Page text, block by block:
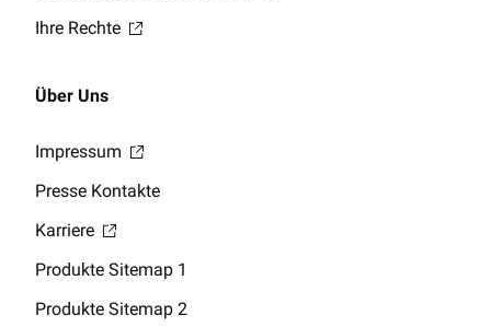
Ihre Rechte
Über Uns
Impressum
Presse Kontakte
Karriere
Produkte Sitemap 1
Produkte Sitemap 2